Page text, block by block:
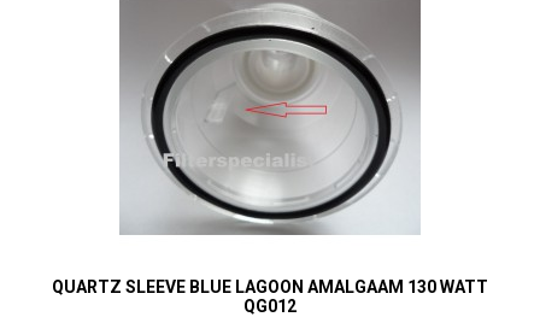
QUARTZ SLEEVE BLUE LAGOON AMALGAAM 130 WATT
QG012